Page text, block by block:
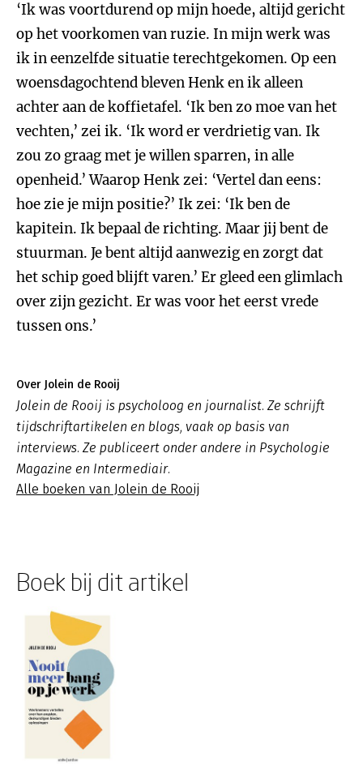
‘Ik was voortdurend op mijn hoede, altijd gericht
op het voorkomen van ruzie. In mijn werk was
ik in eenzelfde situatie terechtgekomen. Op een
woensdagochtend bleven Henk en ik alleen
achter aan de koffietafel. ‘Ik ben zo moe van het
vechten,’ zei ik. ‘Ik word er verdrietig van. Ik
zou zo graag met je willen sparren, in alle
openheid.’ Waarop Henk zei: ‘Vertel dan eens:
hoe zie je mijn positie?’ Ik zei: ‘Ik ben de
kapitein. Ik bepaal de richting. Maar jij bent de
stuurman. Je bent altijd aanwezig en zorgt dat
het schip goed blijft varen.’ Er gleed een glimlach
over zijn gezicht. Er was voor het eerst vrede
tussen ons.’
Over Jolein de Rooij
Jolein de Rooij is psycholoog en journalist. Ze schrijft
tijdschriftartikelen en blogs, vaak op basis van
interviews. Ze publiceert onder andere in Psychologie
Magazine en Intermediair.
Alle boeken van Jolein de Rooij
Boek bij dit artikel